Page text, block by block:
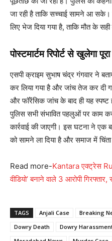
जा रही है ताकि सच्चाई सामने आ
लिए भेज दिया गया है, ताकि मौत के
पोस्टमार्टम रिपोर्ट से खुलेगा
एसपी क्राइम सुभाष चंद्र गंगवार ने
कर लिया गया है और जांच तेज कर दी गई
और फॉरेंसिक जांच के बाद ही यह स्पष्ट
पुलिस सभी संभावित पहलुओं पर काम
कार्रवाई की जाएगी। इस घटना ने एक
को सामने ला दिया है और समाज में चिंता
Read more-Kantara एक्ट्रेस
वीडियो’ बनाने वाले 3 आरोपी
TAGS Anjali Case Breaking
Dowry Death
Dowry